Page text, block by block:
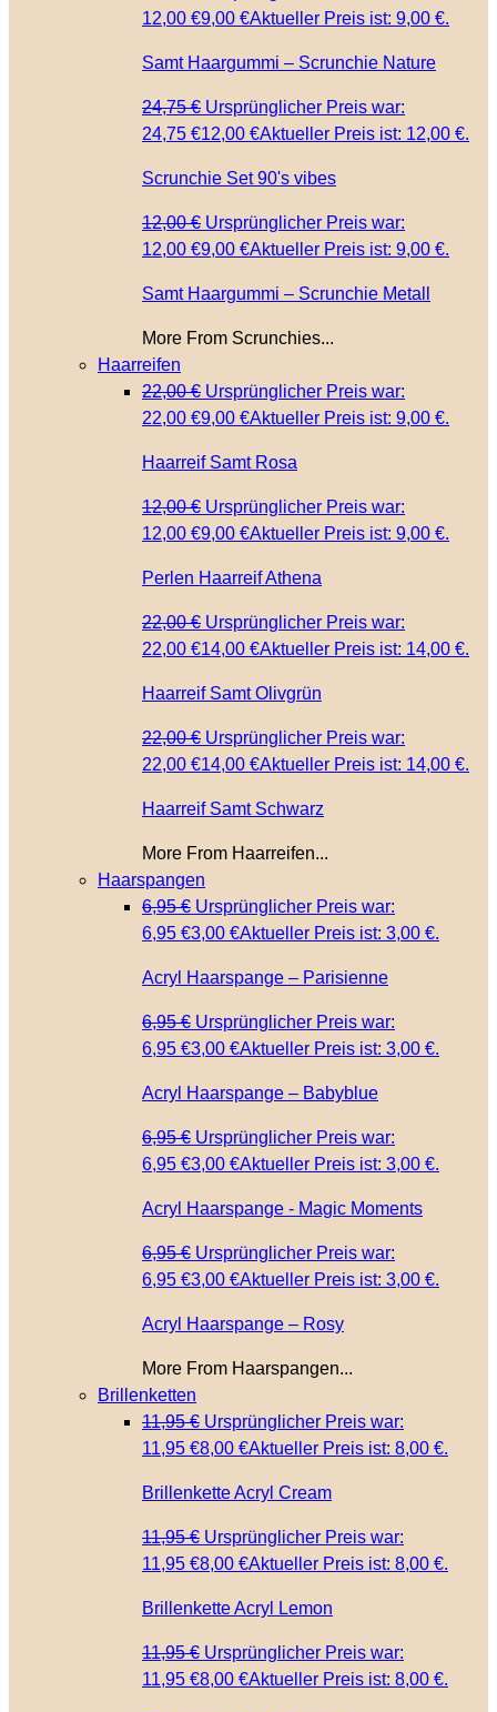
12,00 €9,00 €Aktueller Preis ist: 9,00 €.
Samt Haargummi – Scrunchie Nature
24,75€ Ursprünglicher Preis war:
24,75 €12,00 €Aktueller Preis ist: 12,00 €.
Scrunchie Set 90's vibes
12,00€ Ursprünglicher Preis war:
12,00 €9,00 €Aktueller Preis ist: 9,00 €.
Samt Haargummi – Scrunchie Metall
More From Scrunchies...
Haarreifen
22,00€ Ursprünglicher Preis war:
22,00 €9,00 €Aktueller Preis ist: 9,00 €.
Haarreif Samt Rosa
12,00€ Ursprünglicher Preis war:
12,00 €9,00 €Aktueller Preis ist: 9,00 €.
Perlen Haarreif Athena
22,00€ Ursprünglicher Preis war:
22,00 €14,00 €Aktueller Preis ist: 14,00 €.
Haarreif Samt Olivgrün
22,00€ Ursprünglicher Preis war:
22,00 €14,00 €Aktueller Preis ist: 14,00 €.
Haarreif Samt Schwarz
More From Haarreifen...
Haarspangen
6,95€ Ursprünglicher Preis war:
6,95 €3,00 €Aktueller Preis ist: 3,00 €.
Acryl Haarspange – Parisienne
6,95€ Ursprünglicher Preis war:
6,95 €3,00 €Aktueller Preis ist: 3,00 €.
Acryl Haarspange – Babyblue
6,95€ Ursprünglicher Preis war:
6,95 €3,00 €Aktueller Preis ist: 3,00 €.
Acryl Haarspange - Magic Moments
6,95€ Ursprünglicher Preis war:
6,95 €3,00 €Aktueller Preis ist: 3,00 €.
Acryl Haarspange – Rosy
More From Haarspangen...
Brillenketten
11,95€ Ursprünglicher Preis war:
11,95 €8,00 €Aktueller Preis ist: 8,00 €.
Brillenkette Acryl Cream
11,95€ Ursprünglicher Preis war:
11,95 €8,00 €Aktueller Preis ist: 8,00 €.
Brillenkette Acryl Lemon
11,95€ Ursprünglicher Preis war:
11,95 €8,00 €Aktueller Preis ist: 8,00 €.